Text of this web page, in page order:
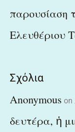
παρουσίαση
Ελευθέριου
Σχόλια
Anonymous on
δευτέρα, ἡ